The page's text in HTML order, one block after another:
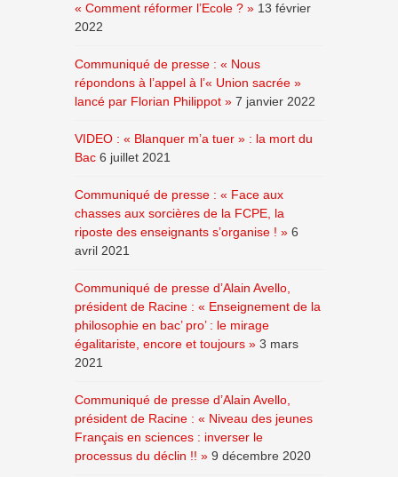
« Comment réformer l’Ecole ? » 13 février
2022
Communiqué de presse : « Nous
répondons à l’appel à l’« Union sacrée »
lancé par Florian Philippot » 7 janvier 2022
VIDEO : « Blanquer m’a tuer » : la mort du
Bac 6 juillet 2021
Communiqué de presse : « Face aux
chasses aux sorcières de la FCPE, la
riposte des enseignants s’organise ! » 6
avril 2021
Communiqué de presse d’Alain Avello,
président de Racine : « Enseignement de la
philosophie en bac’ pro’ : le mirage
égalitariste, encore et toujours » 3 mars
2021
Communiqué de presse d’Alain Avello,
président de Racine : « Niveau des jeunes
Français en sciences : inverser le
processus du déclin !! » 9 décembre 2020